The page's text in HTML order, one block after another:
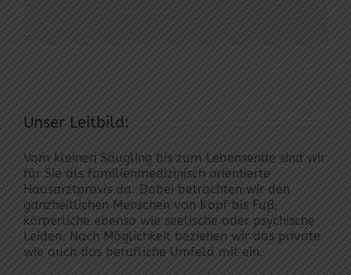
Unser Leitbild:
Vom kleinen Säugling bis zum Lebensende sind wir
für Sie als familienmedizinisch orientierte
Hausarztpraxis da. Dabei betrachten wir den
ganzheitlichen Menschen von Kopf bis Fuß,
körperliche ebenso wie seelische oder psychische
Leiden. Nach Möglichkeit beziehen wir das private
wie auch das berufliche Umfeld mit ein.